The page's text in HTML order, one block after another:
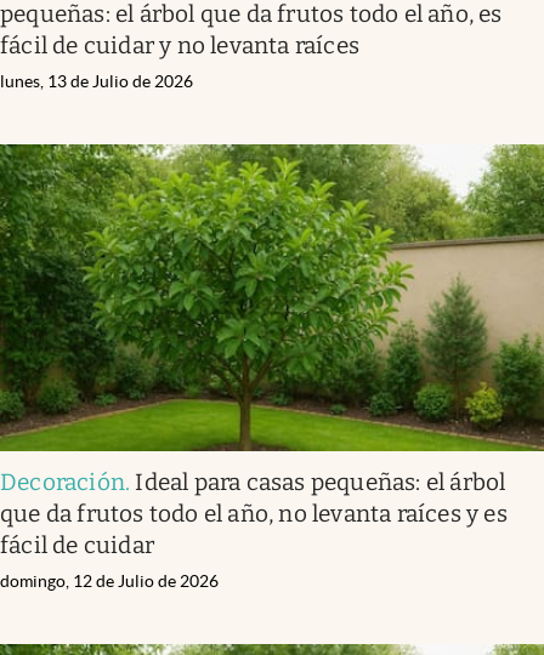
pequeñas: el árbol que da frutos todo el año, es
fácil de cuidar y no levanta raíces
lunes, 13 de Julio de 2026
Decoración. Ideal para casas pequeñas: el árbol
que da frutos todo el año, no levanta raíces y es
fácil de cuidar
domingo, 12 de Julio de 2026